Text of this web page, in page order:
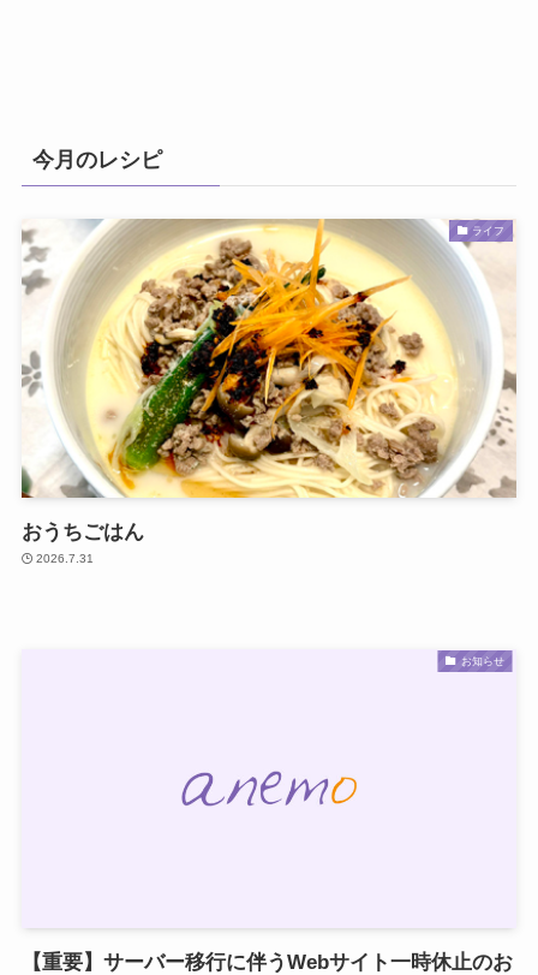
今月のレシピ
ライフ
おうちごはん
2026.7.31
お知らせ
【重要】サーバー移行に伴うWebサイト一時休止のお